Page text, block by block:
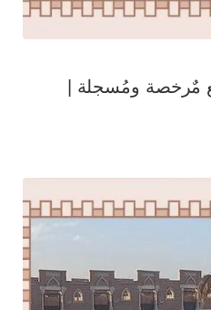
مٌرخصة ومُسجلة |